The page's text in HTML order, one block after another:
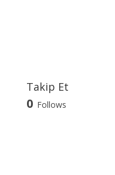
Takip Et
0 Follows